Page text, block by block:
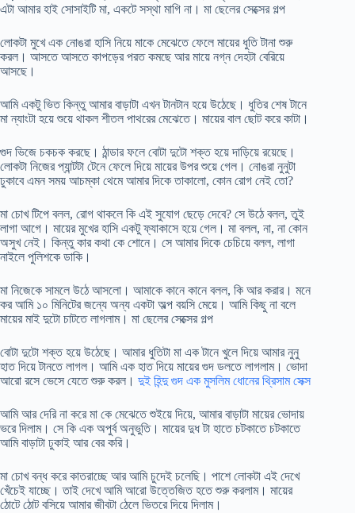
এটা আমার হাই সোসাইটি মা, একটে সস্থা মাগি না। মা ছেলের সেক্সের গল্প
লোকটা মুখে এক নোঙরা হাসি নিয়ে মাকে মেঝেতে ফেলে মায়ের ধুতি টানা শুরু
করল। আসতে আসতে কাপড়ের পরত কমছে আর মায়ে নগ্ন দেহটা বেরিয়ে
আসছে।
আমি একটু ভিত কিন্তু আমার বাড়াটা এখন টানটান হয়ে উঠেছে। ধুতির শেষ টানে
মা ন্যাংটা হয়ে শুয়ে থাকল শীতল পাথরের মেঝেতে। মায়ের বাল ছোট করে কাটা।
গুদ ভিজে চকচক করছে। ঠান্ডার ফলে বোটা দুটো শক্ত হয়ে দাড়িয়ে রয়েছে।
লোকটা নিজের প্যান্টটা টেনে ফেলে দিয়ে মায়ের উপর শুয়ে গেল। নোঙরা নুনুটা
ঢুকাবে এমন সময় আচম্কা থেমে আমার দিকে তাকালো, কোন রোগ নেই তো?
মা চোখ টিপে বলল, রোগ থাকলে কি এই সুযোগ ছেড়ে দেবে? সে উঠে বলল, তুই
লাগা আগে। মায়ের মুখের হাসি একটু ফ্যাকাসে হয়ে গেল। মা বলল, না, না কোন
অসুখ নেই। কিন্তু কার কথা কে শোনে। সে আমার দিকে চেচিয়ে বলল, লাগা
নাইলে পুলিশকে ডাকি।
মা নিজেকে সামলে উঠে আসলো। আমাকে কানে কানে বলল, কি আর করার। মনে
কর আমি ১০ মিনিটের জন্যে অন্য একটা অল্প বয়সি মেয়ে। আমি কিছু না বলে
মায়ের মাই দুটো চাটতে লাগলাম। মা ছেলের সেক্সের গল্প
বোটা দুটো শক্ত হয়ে উঠেছে। আমার ধুতিটা মা এক টানে খুলে দিয়ে আমার নুনু
হাত দিয়ে টানতে লাগল। আমি এক হাত দিয়ে মায়ের গুদ ডলতে লাগলাম। ভোদা
আরো রসে ভেসে যেতে শুরু করল। দুই হিন্দু গুদ এক মুসলিম ধোনের থ্রিসাম সেক্স
আমি আর দেরি না করে মা কে মেঝেতে শুইয়ে দিয়ে, আমার বাড়াটা মায়ের ভোদায়
ভরে দিলাম। সে কি এক অপুর্ব অনুভুতি। মায়ের দুধ টা হাতে চটকাতে চটকাতে
আমি বাড়াটা ঢুকাই আর বের করি।
মা চোখ বন্ধ করে কাতরাচ্ছে আর আমি চুদেই চলেছি। পাশে লোকটা এই দেখে
খেঁচেই যাচ্ছে। তাই দেখে আমি আরো উত্তেজিত হতে শুরু করলাম। মায়ের
ঠোটে ঠোট বসিয়ে আমার জীবটা ঠেলে ভিতরে দিয়ে দিলাম।